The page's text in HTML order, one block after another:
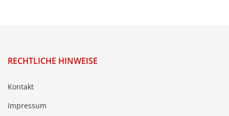
RECHTLICHE HINWEISE
Kontakt
Impressum